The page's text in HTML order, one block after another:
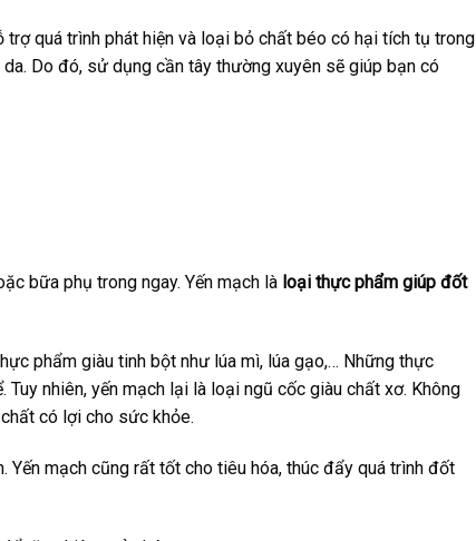
quá trình phát hiện và loại bỏ chất béo có hại tích tụ trong
Do đó, sử dụng cần tây thường xuyên sẽ giúp bạn có
bữa phụ trong ngay. Yến mạch là loại thực phẩm giúp đốt
phẩm giàu tinh bột như lúa mì, lúa gạo,… Những thực
nhiên, yến mạch lại là loại ngũ cốc giàu chất xơ. Không
có lợi cho sức khỏe.
mạch cũng rất tốt cho tiêu hóa, thúc đẩy quá trình đốt